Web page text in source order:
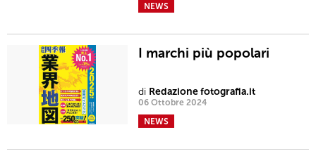
NEWS
I marchi più popolari
di Redazione fotografia.it
06 Ottobre 2024
NEWS